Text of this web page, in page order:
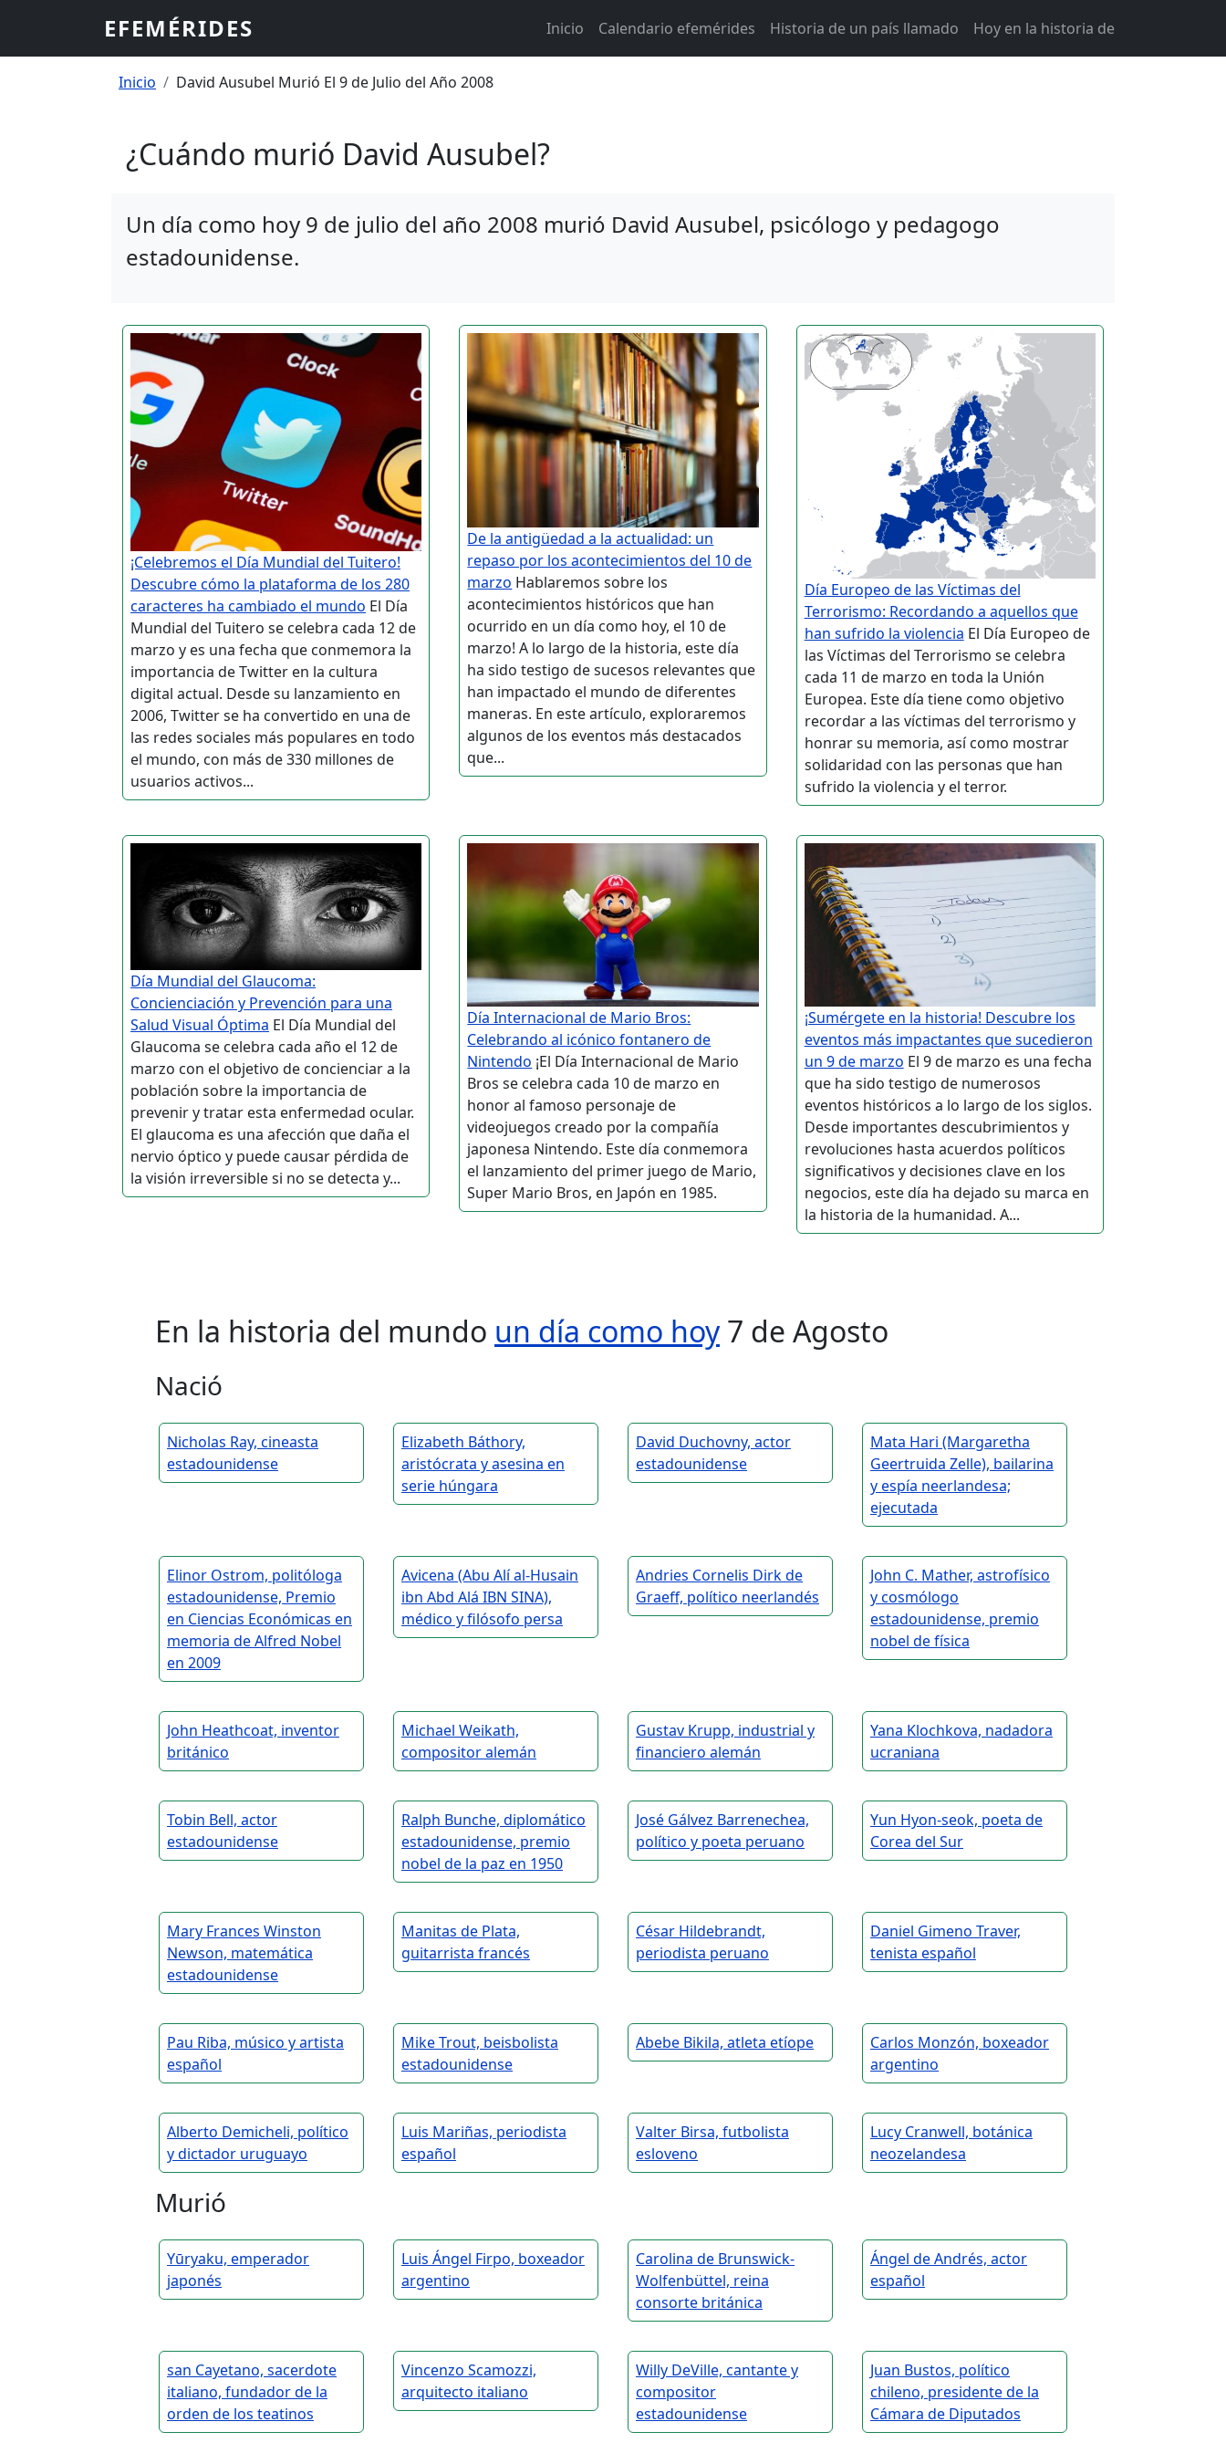
EFEMÉRIDES Main navigation
Inicio Calendario efemérides Historia de un país llamado Hoy en la historia de
Sobrescribir enlaces de ayuda a la navegación
Inicio David Ausubel Murió El 9 de Julio del Año 2008
¿Cuándo murió David Ausubel?
Un día como hoy 9 de julio del año 2008 murió David Ausubel, psicólogo y pedagogo
estadounidense.
¡Celebremos el Día Mundial del Tuitero!
Descubre cómo la plataforma de los 280
caracteres ha cambiado el mundo El Día
Mundial del Tuitero se celebra cada 12 de
marzo y es una fecha que conmemora la
importancia de Twitter en la cultura
digital actual. Desde su lanzamiento en
2006, Twitter se ha convertido en una de
las redes sociales más populares en todo
el mundo, con más de 330 millones de
usuarios activos...
De la antigüedad a la actualidad: un
repaso por los acontecimientos del 10 de
marzo Hablaremos sobre los
acontecimientos históricos que han
ocurrido en un día como hoy, el 10 de
marzo! A lo largo de la historia, este día
ha sido testigo de sucesos relevantes que
han impactado el mundo de diferentes
maneras. En este artículo, exploraremos
algunos de los eventos más destacados
que...
Día Europeo de las Víctimas del
Terrorismo: Recordando a aquellos que
han sufrido la violencia El Día Europeo de
las Víctimas del Terrorismo se celebra
cada 11 de marzo en toda la Unión
Europea. Este día tiene como objetivo
recordar a las víctimas del terrorismo y
honrar su memoria, así como mostrar
solidaridad con las personas que han
sufrido la violencia y el terror.
Día Mundial del Glaucoma:
Concienciación y Prevención para una
Salud Visual Óptima El Día Mundial del
Glaucoma se celebra cada año el 12 de
marzo con el objetivo de concienciar a la
población sobre la importancia de
prevenir y tratar esta enfermedad ocular.
El glaucoma es una afección que daña el
nervio óptico y puede causar pérdida de
la visión irreversible si no se detecta y...
Día Internacional de Mario Bros:
Celebrando al icónico fontanero de
Nintendo ¡El Día Internacional de Mario
Bros se celebra cada 10 de marzo en
honor al famoso personaje de
videojuegos creado por la compañía
japonesa Nintendo. Este día conmemora
el lanzamiento del primer juego de Mario,
Super Mario Bros, en Japón en 1985.
¡Sumérgete en la historia! Descubre los
eventos más impactantes que sucedieron
un 9 de marzo El 9 de marzo es una fecha
que ha sido testigo de numerosos
eventos históricos a lo largo de los siglos.
Desde importantes descubrimientos y
revoluciones hasta acuerdos políticos
significativos y decisiones clave en los
negocios, este día ha dejado su marca en
la historia de la humanidad. A...
En la historia del mundo un día como hoy7 de Agosto
Nació
Nicholas Ray, cineasta
estadounidense
Elizabeth Báthory,
aristócrata y asesina en
serie húngara
David Duchovny, actor
estadounidense
Mata Hari (Margaretha
Geertruida Zelle), bailarina
y espía neerlandesa;
ejecutada
Elinor Ostrom, politóloga
estadounidense, Premio
en Ciencias Económicas en
memoria de Alfred Nobel
en 2009
Avicena (Abu Alí al-Husain
ibn Abd Alá IBN SINA),
médico y filósofo persa
Andries Cornelis Dirk de
Graeff, político neerlandés
John C. Mather, astrofísico
y cosmólogo
estadounidense, premio
nobel de física
John Heathcoat, inventor
británico
Michael Weikath,
compositor alemán
Gustav Krupp, industrial y
financiero alemán
Yana Klochkova, nadadora
ucraniana
Tobin Bell, actor
estadounidense
Ralph Bunche, diplomático
estadounidense, premio
nobel de la paz en 1950
José Gálvez Barrenechea,
político y poeta peruano
Yun Hyon-seok, poeta de
Corea del Sur
Mary Frances Winston
Newson, matemática
estadounidense
Manitas de Plata,
guitarrista francés
César Hildebrandt,
periodista peruano
Daniel Gimeno Traver,
tenista español
Pau Riba, músico y artista
español
Mike Trout, beisbolista
estadounidense
Abebe Bikila, atleta etíope
Carlos Monzón, boxeador
argentino
Alberto Demicheli, político
y dictador uruguayo
Luis Mariñas, periodista
español
Valter Birsa, futbolista
esloveno
Lucy Cranwell, botánica
neozelandesa
Murió
Yūryaku, emperador
japonés
Luis Ángel Firpo, boxeador
argentino
Carolina de Brunswick-
Wolfenbüttel, reina
consorte británica
Ángel de Andrés, actor
español
san Cayetano, sacerdote
italiano, fundador de la
orden de los teatinos
Vincenzo Scamozzi,
arquitecto italiano
Willy DeVille, cantante y
compositor
estadounidense
Juan Bustos, político
chileno, presidente de la
Cámara de Diputados